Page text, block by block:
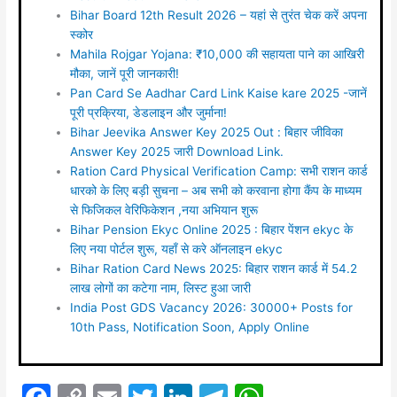
Bihar Board 12th Result 2026 – यहां से तुरंत चेक करें अपना
स्कोर
Mahila Rojgar Yojana: ₹10,000 की सहायता पाने का आखिरी
मौका, जानें पूरी जानकारी!
Pan Card Se Aadhar Card Link Kaise kare 2025 -जानें
पूरी प्रक्रिया, डेडलाइन और जुर्माना!
Bihar Jeevika Answer Key 2025 Out : बिहार जीविका
Answer Key 2025 जारी Download Link.
Ration Card Physical Verification Camp: सभी राशन कार्ड
धारको के लिए बड़ी सुचना – अब सभी को करवाना होगा कैंप के माध्यम
से फिजिकल वेरिफिकेशन ,नया अभियान शुरू
Bihar Pension Ekyc Online 2025 : बिहार पेंशन ekyc के
लिए नया पोर्टल शुरू, यहाँ से करे ऑनलाइन ekyc
Bihar Ration Card News 2025: बिहार राशन कार्ड में 54.2
लाख लोगों का कटेगा नाम, लिस्ट हुआ जारी
India Post GDS Vacancy 2026: 30000+ Posts for
10th Pass, Notification Soon, Apply Online